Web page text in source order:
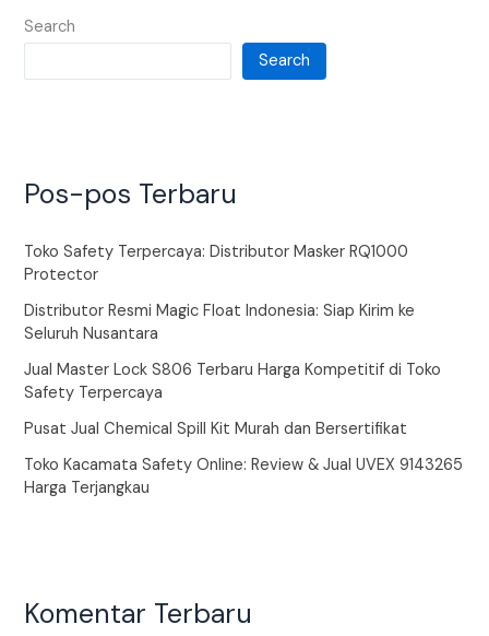
Search
Search
Pos-pos Terbaru
Toko Safety Terpercaya: Distributor Masker RQ1000
Protector
Distributor Resmi Magic Float Indonesia: Siap Kirim ke
Seluruh Nusantara
Jual Master Lock S806 Terbaru Harga Kompetitif di Toko
Safety Terpercaya
Pusat Jual Chemical Spill Kit Murah dan Bersertifikat
Toko Kacamata Safety Online: Review & Jual UVEX 9143265
Harga Terjangkau
Komentar Terbaru